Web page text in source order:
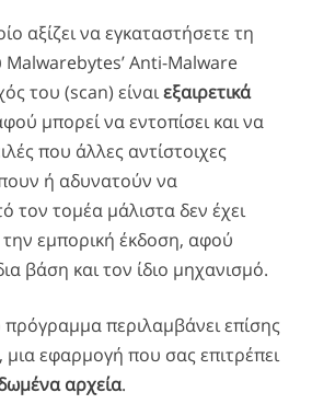
αξίζει να εγκαταστήσετε τη
Anti-Malware
του (scan) είναιεξαιρετικά
μπορεί να εντοπίσει και να
που άλλες αντίστοιχες
ή αδυνατούν να
τον τομέα μάλιστα δεν έχει
εμπορική έκδοση, αφού
βάση και τον ίδιο μηχανισμό.
πρόγραμμα περιλαμβάνει επίσης
, μια εφαρμογή που σας επιτρέπει
αρχεία.